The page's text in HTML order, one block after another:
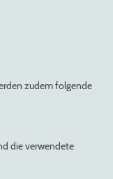
zudem folgende
die verwendete